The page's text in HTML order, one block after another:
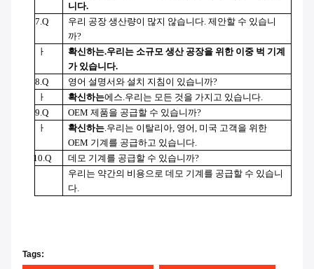
니다.
7.Q
우리 공장 생산량이 많지 않습니다. 제안할 수 있습니
까?
ㅏ
확신하는.우리는 소규모 생산 공장을 위한 이중 벅 기계
가 있습니다.
8.Q
영어 설명서와 설치 지침이 있습니까?
ㅏ
확신하는에스.우리는 모든 것을 가지고 있습니다.
9.Q
OEM 제품을 공급할 수 있습니까?
ㅏ
확신하는.우리는 이탈리아, 영어, 미국 고객을 위한
OEM 기계를 공급하고 있습니다.
10.Q
데모 기계를 공급할 수 있습니까?
우리는 약간의 비용으로 데모 기계를 공급할 수 있습니
다.
Tags: